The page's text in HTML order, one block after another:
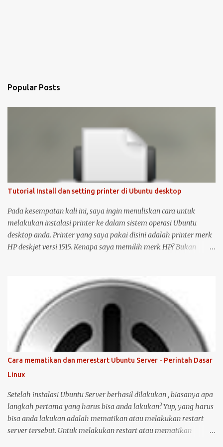
Popular Posts
Tutorial Install dan setting printer di Ubuntu desktop
Pada kesempatan kali ini, saya ingin menuliskan cara untuk
melakukan instalasi printer ke dalam sistem operasi Ubuntu
desktop anda. Printer yang saya pakai disini adalah printer merk
HP deskjet versi 1515. Kenapa saya memilih merk HP? Bukan
open source seperti Ubuntu . Langsung saja saya mulai langkah-
langkah untuk instalasi printer HP 1515 di Ubuntu desktop . Cara
ini bisa juga digunakan untuk merk printer lainnya, hanya saja
saya tidak bisa menjamin ketersediaan driver untuk sistem
operasi Linux ( Ubuntu ). Oh iya, saran saya, saat melakukan
instalasi dan setting printer, lebih baik komputer Ubuntu anda
terkoneksi dengan internet, berikut langkah-langkahnya: Colokin
keduanya. Kemudian klik logo unity di pojok kiri atas, kemudian
ketik printer, untuk masuk ke menu setting pr...
Cara mematikan dan merestart Ubuntu Server - Perintah Dasar
Linux
Setelah instalasi Ubuntu Server berhasil dilakukan , biasanya apa
langkah pertama yang harus bisa anda lakukan? Yup, yang harus
bisa anda lakukan adalah mematikan atau melakukan restart
server tersebut. Untuk melakukan restart atau mematikan